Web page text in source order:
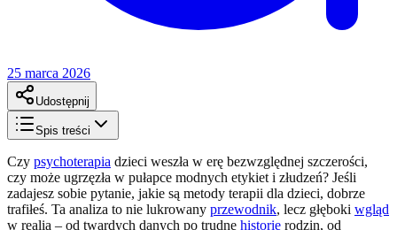
25 marca 2026
Udostępnij
Spis treści
Czy psychoterapia dzieci weszła w erę bezwzględnej szczerości,
czy może ugrzęzła w pułapce modnych etykiet i złudzeń? Jeśli
zadajesz sobie pytanie, jakie są metody terapii dla dzieci, dobrze
trafiłeś. Ta analiza to nie lukrowany przewodnik, lecz głęboki wgląd
w realia – od twardych danych po trudne historie rodzin, od